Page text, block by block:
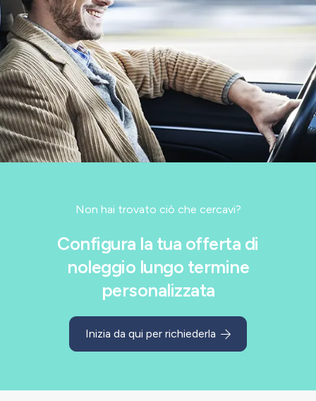
Non hai trovato ciò che cercavi?
Configura la tua offerta di
noleggio lungo termine
personalizzata
Inizia da qui per richiederla